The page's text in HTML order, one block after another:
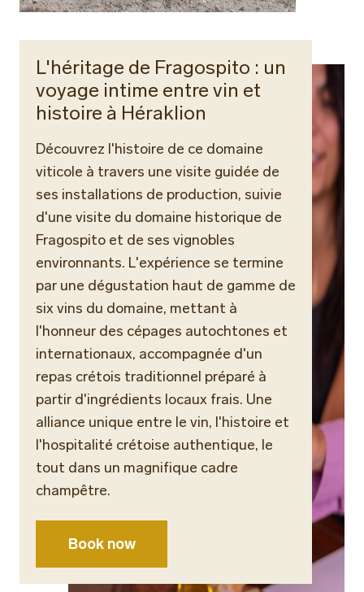
L'héritage de Fragospito : un
voyage intime entre vin et
histoire à Héraklion
Découvrez l'histoire de ce domaine
viticole à travers une visite guidée de
ses installations de production, suivie
d'une visite du domaine historique de
Fragospito et de ses vignobles
environnants. L'expérience se termine
par une dégustation haut de gamme de
six vins du domaine, mettant à
l'honneur des cépages autochtones et
internationaux, accompagnée d'un
repas crétois traditionnel préparé à
partir d'ingrédients locaux frais. Une
alliance unique entre le vin, l'histoire et
l'hospitalité crétoise authentique, le
tout dans un magnifique cadre
champêtre.
Book now